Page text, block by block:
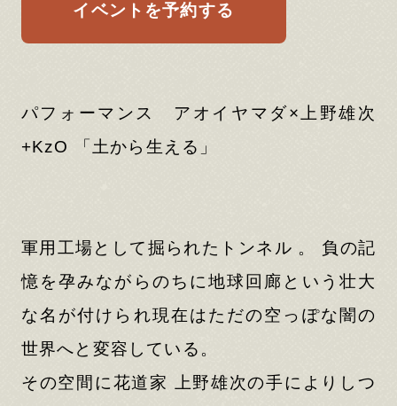
イベントを予約する
パフォーマンス アオイヤマダ×上野雄次
+KzO 「土から生える」
軍用工場として掘られたトンネル 。 負の記
憶を孕みながらのちに地球回廊という壮大
な名が付けられ現在はただの空っぽな闇の
世界へと変容している。
その空間に花道家 上野雄次の手によりしつ